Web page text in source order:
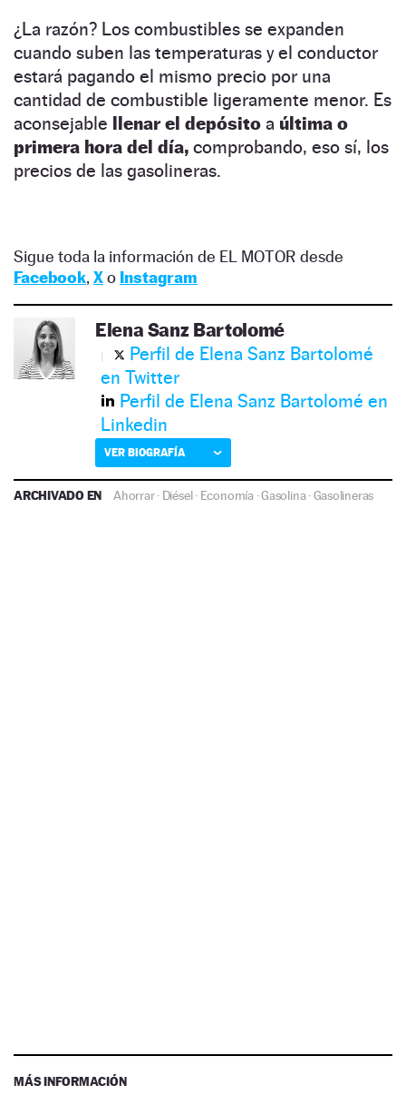
¿La razón? Los combustibles se expanden
cuando suben las temperaturas y el conductor
estará pagando el mismo precio por una
cantidad de combustible ligeramente menor. Es
aconsejable llenar el depósito a última o
primera hora del día, comprobando, eso sí, los
precios de las gasolineras.
Sigue toda la información de EL MOTOR desde
Facebook, Xo Instagram
Elena Sanz Bartolomé
Perfil de Elena Sanz Bartolomé
en Twitter
Perfil de Elena Sanz Bartolomé en
Linkedin
VER BIOGRAFÍA
ARCHIVADO EN Ahorrar· Diésel· Economía·Gasolina·Gasolineras
MÁS INFORMACIÓN